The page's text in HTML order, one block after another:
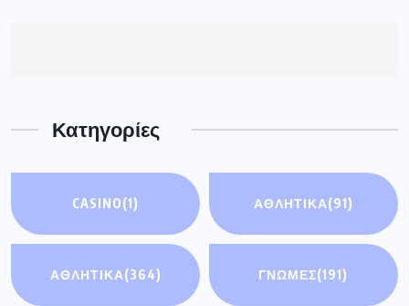
Κατηγορίες
CASINO(1) ΑΘΛΗΤΙΚΆ(91)
ΑΘΛΗΤΙΚΑ(364) ΓΝΩΜΕΣ(191)